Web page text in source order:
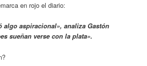
en rojo el diario:
algo aspiracional», analiza Gastón
sueñan verse con la plata».